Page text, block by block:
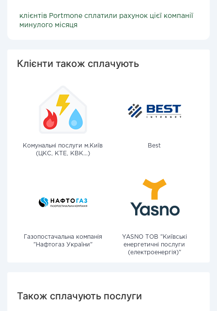
клієнтів Portmone сплатили рахунок цієї компанії
минулого місяця
Клієнти також сплачують
Комунальні послуги м.Київ
(ЦКС, КТЕ, КВК...)
Best
Газопостачальна компанія
"Нафтогаз України"
YASNO ТОВ "Київські
енергетичні послуги
(електроенергія)"
Також сплачують послуги